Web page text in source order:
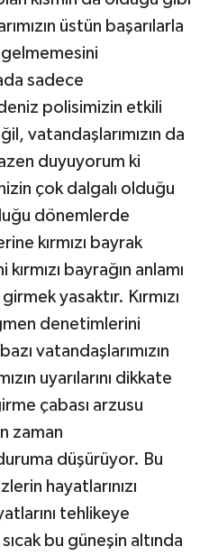
üstün başarılarla
sadece
polisimizin etkili
vatandaşlarımızın da
duyuyorum ki
çok dalgalı olduğu
dönemlerde
kırmızı bayrak
bayrağın anlamı
yasaktır. Kırmızı
denetimlerini
vatandaşlarımızın
uyarılarını dikkate
çabası arzusu
zaman
düşürüyor. Bu
hayatlarınızı
tehlikeye
bu güneşin altında